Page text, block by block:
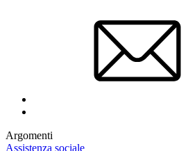
Argomenti
Assistenza sociale